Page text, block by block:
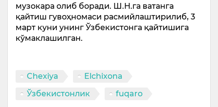
музокара олиб боради. Ш.Н.га ватанга
қайтиш гувоҳномаси расмийлаштирилиб, 3
март куни унинг Ўзбекистонга қайтишига
кўмаклашилган.
Chexiya
Elchixona
Ўзбекистонлик
fuqaro